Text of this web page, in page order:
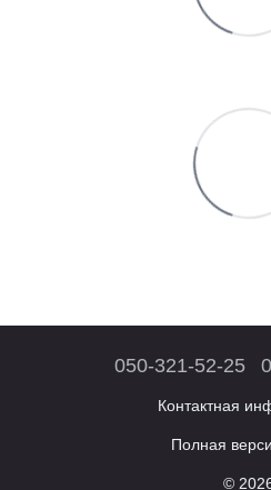
050-321-52-25
Контактная
Полная
©